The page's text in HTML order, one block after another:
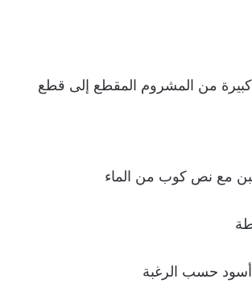
كبيرة من المشروم المقطع إلى قطع
مع نص كوب من الماء
حسب الرغبة